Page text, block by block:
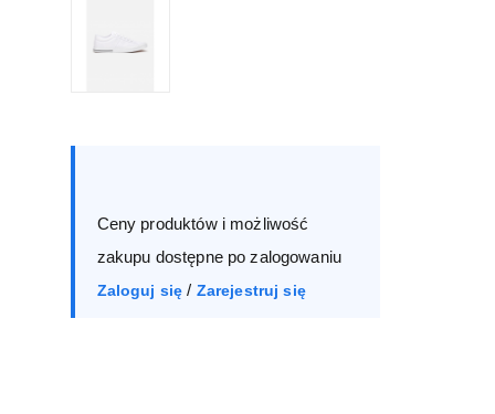
44
45 46
Ceny produktów i możliwość
zakupu dostępne po zalogowaniu
Zaloguj się / Zarejestruj się